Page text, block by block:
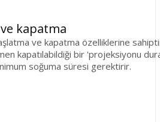
ve kapatma
ve kapatma özelliklerine
kapatılabildiği bir 'projeksiyonu
soğuma süresi gerektirir.